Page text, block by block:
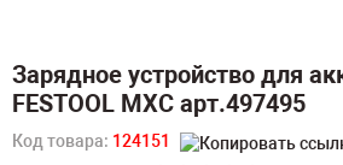
Зарядное устройство для
FESTOOL MXC арт.497495
Код товара: 124151